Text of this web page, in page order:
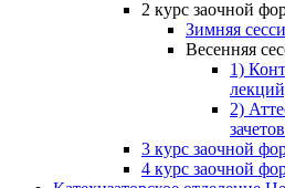
2 курс заочной
Зимняя
Весенняя
1)
2)
3 курс заочной
4 курс заочной